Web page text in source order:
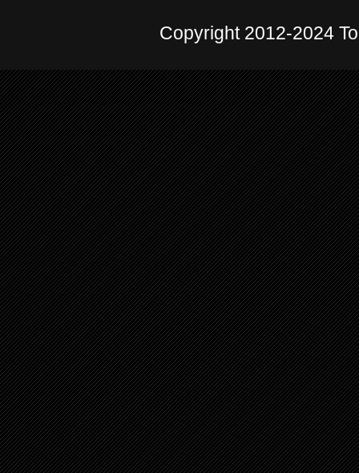
Copyright 2012-2024